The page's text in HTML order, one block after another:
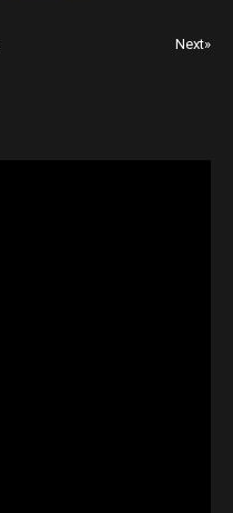
Next»